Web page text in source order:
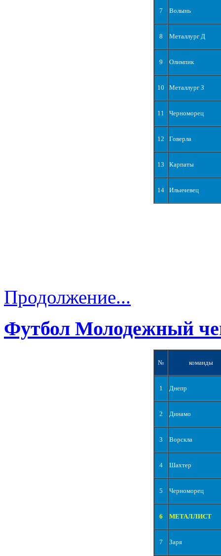
7 Волынь
8 Металлург Д
9 Олимпик
10 Металлург З
11 Черноморец
12 Говерла
13 Карпаты
14 Ильичевец
Продолжение...
Футбол Молодежный
№ команды
1 Днепр
2 Динамо
3 Ворскла
4 Шахтер
5 Черноморец
6 МЕТАЛЛИСТ
7 Заря